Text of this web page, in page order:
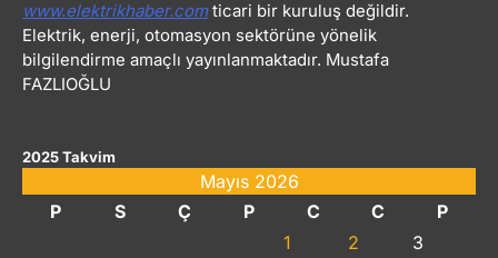
www.elektrikhaber.comticari bir kuruluş değildir.
Elektrik, enerji, otomasyon sektörüne yönelik
bilgilendirme amaçlı yayınlanmaktadır. Mustafa
FAZLIOĞLU
2025 Takvim
Mayıs 2026
P
S Ç P C C
P
1
2
3